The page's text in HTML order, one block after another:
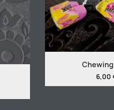
Chewing
6,00